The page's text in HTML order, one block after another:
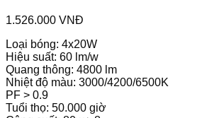
1.526.000 VNĐ
Loại bóng: 4x20W
Hiệu suất: 60 lm/w
Quang thông: 4800 lm
Nhiệt độ màu: 3000/4200/6500K
PF > 0.9
Tuổi thọ: 50.000 giờ